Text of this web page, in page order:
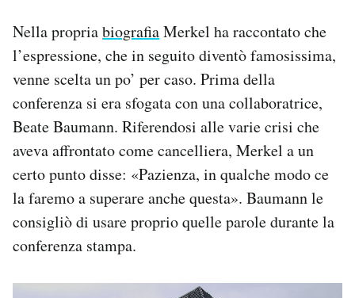
Nella propriabiografiaMerkel ha raccontato che
l’espressione, che in seguito diventò famosissima,
venne scelta un po’ per caso. Prima della
conferenza si era sfogata con una collaboratrice,
Beate Baumann. Riferendosi alle varie crisi che
aveva affrontato come cancelliera, Merkel a un
certo punto disse: «Pazienza, in qualche modo ce
la faremo a superare anche questa». Baumann le
consigliò di usare proprio quelle parole durante la
conferenza stampa.